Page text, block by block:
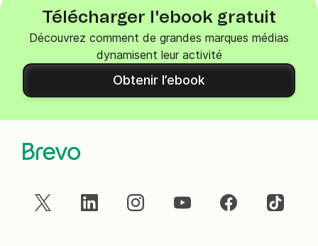
Télécharger l'ebook gratuit
Découvrez comment de grandes marques médias
dynamisent leur activité
Obtenir l’ebook